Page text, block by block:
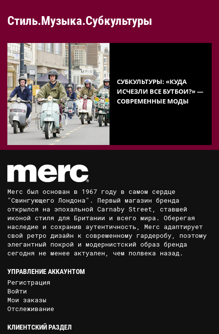
Стиль.Музыка.Субкультуры
СУБКУЛЬТУРЫ: «КУДА
ИСЧЕЗЛИ ВСЕ БУТБОИ?» —
СОВРЕМЕННЫЕ МОДЫ
Merc был основан в 1967 году в самом сердце
"Свингующего Лондона". Первый магазин бренда
открылся на эпохальной Carnaby Street, ставшей
иконой стиля для Британии и всего мира. Оберегая
наследие и сохранив аутентичность, Merc адаптирует
свой ретро дизайн к современному гардеробу, поэтому
элегантный покрой и модернистский образ бренда
сегодня не менее актуален, чем полвека назад.
УПРАВЛЕНИЕ АККАУНТОМ
Регистрация
Войти
Мои заказы
Отслеживание
КЛИЕНТСКИЙ РАЗДЕЛ